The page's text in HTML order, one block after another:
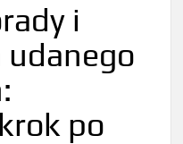
i
po